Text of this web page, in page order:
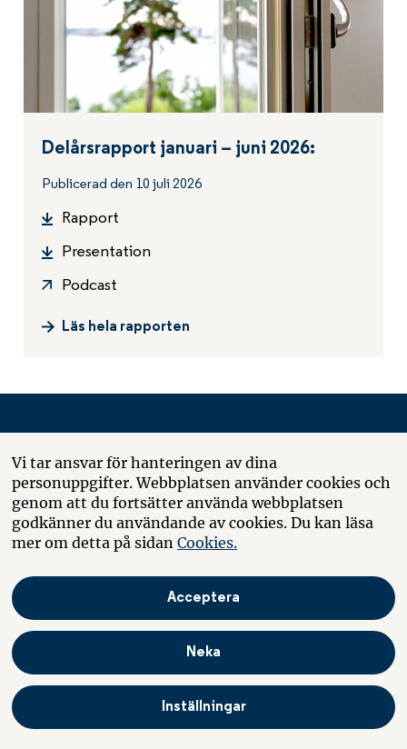
Delårsrapport januari – juni 2026:
Publicerad den 10 juli 2026
Rapport
Presentation
Podcast
Läs hela rapporten
John Mattson i korthet
Tre anledningar att äga aktier i John Mattson
John Mattsons historia
Karriär
Vi tar ansvar för hanteringen av dina
personuppgifter. Webbplatsen använder cookies och
genom att du fortsätter använda webbplatsen
godkänner du användande av cookies. Du kan läsa
mer om detta på sidan Cookies.
Inställningar
Neka
Acceptera